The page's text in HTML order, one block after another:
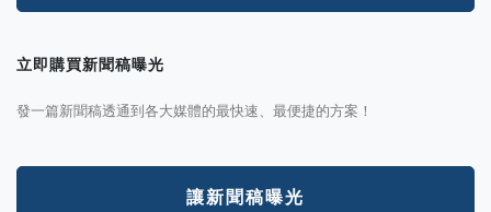
立即購買新聞稿曝光
發一篇新聞稿透通到各大媒體的最快速、最便捷的方案！
讓新聞稿曝光